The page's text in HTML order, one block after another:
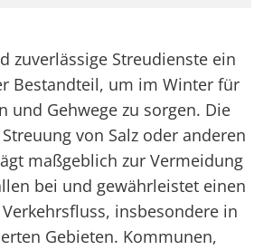
zuverlässige Streudienste ein
Bestandteil, um im Winter für
und Gehwege zu sorgen. Die
von Salz oder anderen
maßgeblich zur Vermeidung
bei und gewährleistet einen
insbesondere in
Gebieten. Kommunen,